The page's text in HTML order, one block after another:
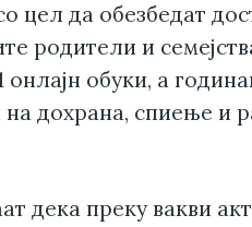
цел да обезбедат
родители и
онлајн обуки, а
дохрана, спиење и
дека преку вакви